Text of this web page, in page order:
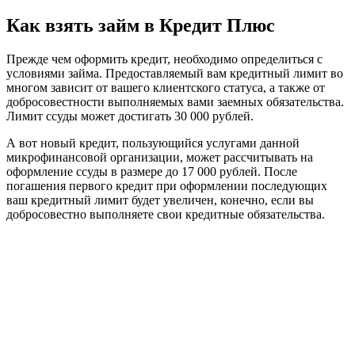
Как взять займ в Кредит Плюс
Прежде чем оформить кредит, необходимо определиться с
условиями займа. Предоставляемый вам кредитный лимит во
многом зависит от вашего клиентского статуса, а также от
добросовестности выполняемых вами заемных обязательства.
Лимит ссуды может достигать 30 000 рублей.
А вот новый кредит, пользующийся услугами данной
микрофинансовой организации, может рассчитывать на
оформление ссуды в размере до 17 000 рублей. После
погашения первого кредит при оформлении последующих
ваш кредитный лимит будет увеличен, конечно, если вы
добросовестно выполняете свои кредитные обязательства.